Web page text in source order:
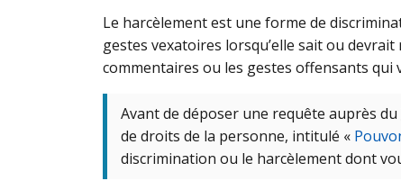
Le harcèlement est une forme de
gestes vexatoires lorsqu’elle sait ou
commentaires ou les gestes offensants
Avant de déposer une requête auprès du
de droits de la personne, intitulé «
discrimination ou le harcèlement dont